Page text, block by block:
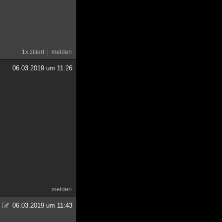
1x zitiert melden
06.03.2019 um 11:26
melden
06.03.2019 um 11:43